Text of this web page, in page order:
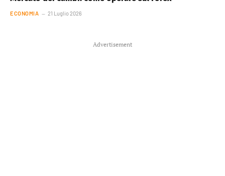
ECONOMIA 21 Luglio 2026
Advertisement